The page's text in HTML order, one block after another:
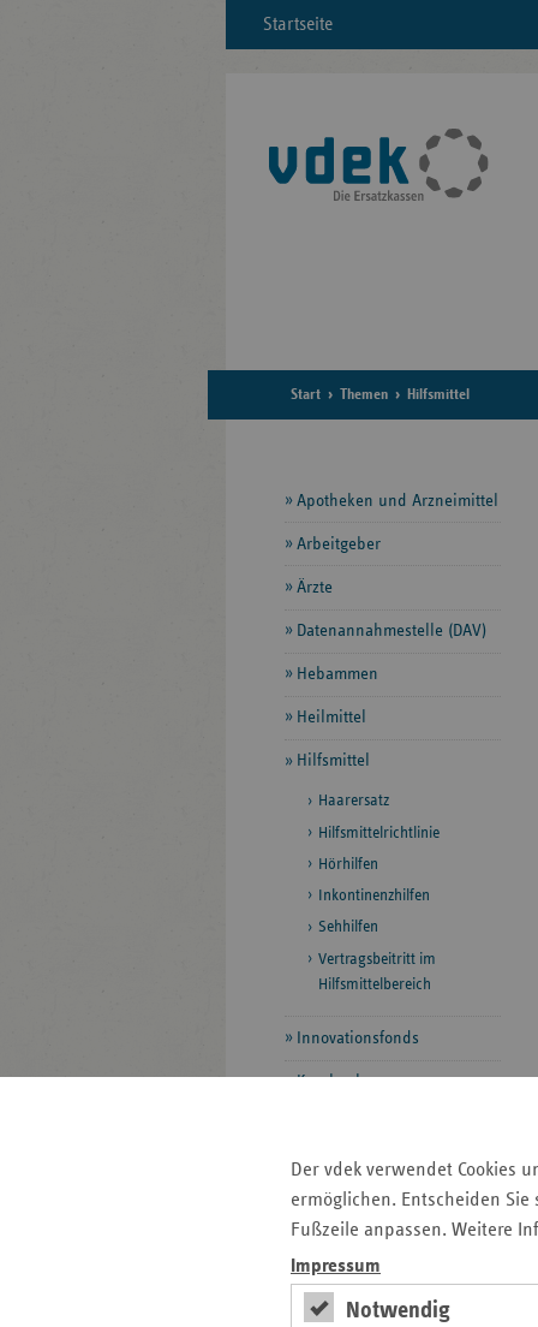
Der vdek verwendet Cookies
ermöglichen. Entscheiden
Fußzeile anpassen. Weitere
Impressum
Notwendig
Startseite
Start Themen Hilfsmittel
Seitennavigation
Apotheken und Arzneimittel
Arbeitgeber
Ärzte
Datenannahmestelle (DAV)
Hebammen
Heilmittel
Hilfsmittel
Haarersatz
Hilfsmittelrichtlinie
Hörhilfen
Inkontinenzhilfen
Sehhilfen
Vertragsbeitritt im
Hilfsmittelbereich
Innovationsfonds
Krankenhaus
Manipulationsabwehr
MD-Datenaustausch
Beitragsrecht